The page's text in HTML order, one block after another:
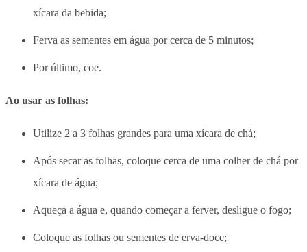
xícara da bebida;
Ferva as sementes em água por cerca de 5 minutos;
Por último, coe.
Ao usar as folhas:
Utilize 2 a 3 folhas grandes para uma xícara de chá;
Após secar as folhas, coloque cerca de uma colher de chá por
xícara de água;
Aqueça a água e, quando começar a ferver, desligue o fogo;
Coloque as folhas ou sementes de erva-doce;